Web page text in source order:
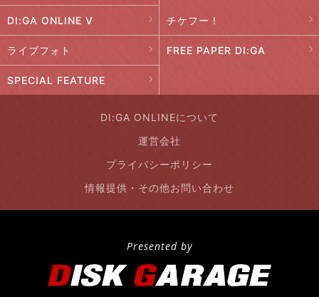
DI:GA ONLINE V チケフー！
ライブフォト FREE PAPER DI:GA
SPECIAL FEATURE
DI:GA ONLINEについて
運営会社
プライバシーポリシー
情報提供・その他お問い合わせ
Presented by